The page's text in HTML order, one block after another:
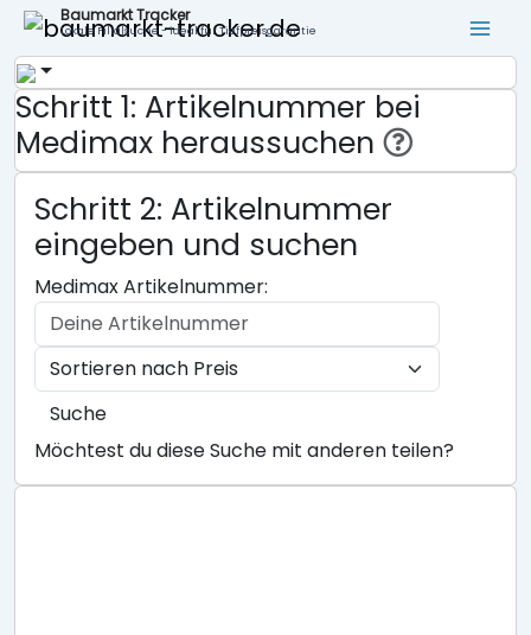
Baumarkt Tracker
Lokale Filialsuche - ideal für Tiefpreisgarantie
Schritt 1: Artikelnummer bei
Medimax heraussuchen
Schritt 2: Artikelnummer
eingeben und suchen
Medimax Artikelnummer:
Suche
Möchtest du diese Suche mit anderen teilen?